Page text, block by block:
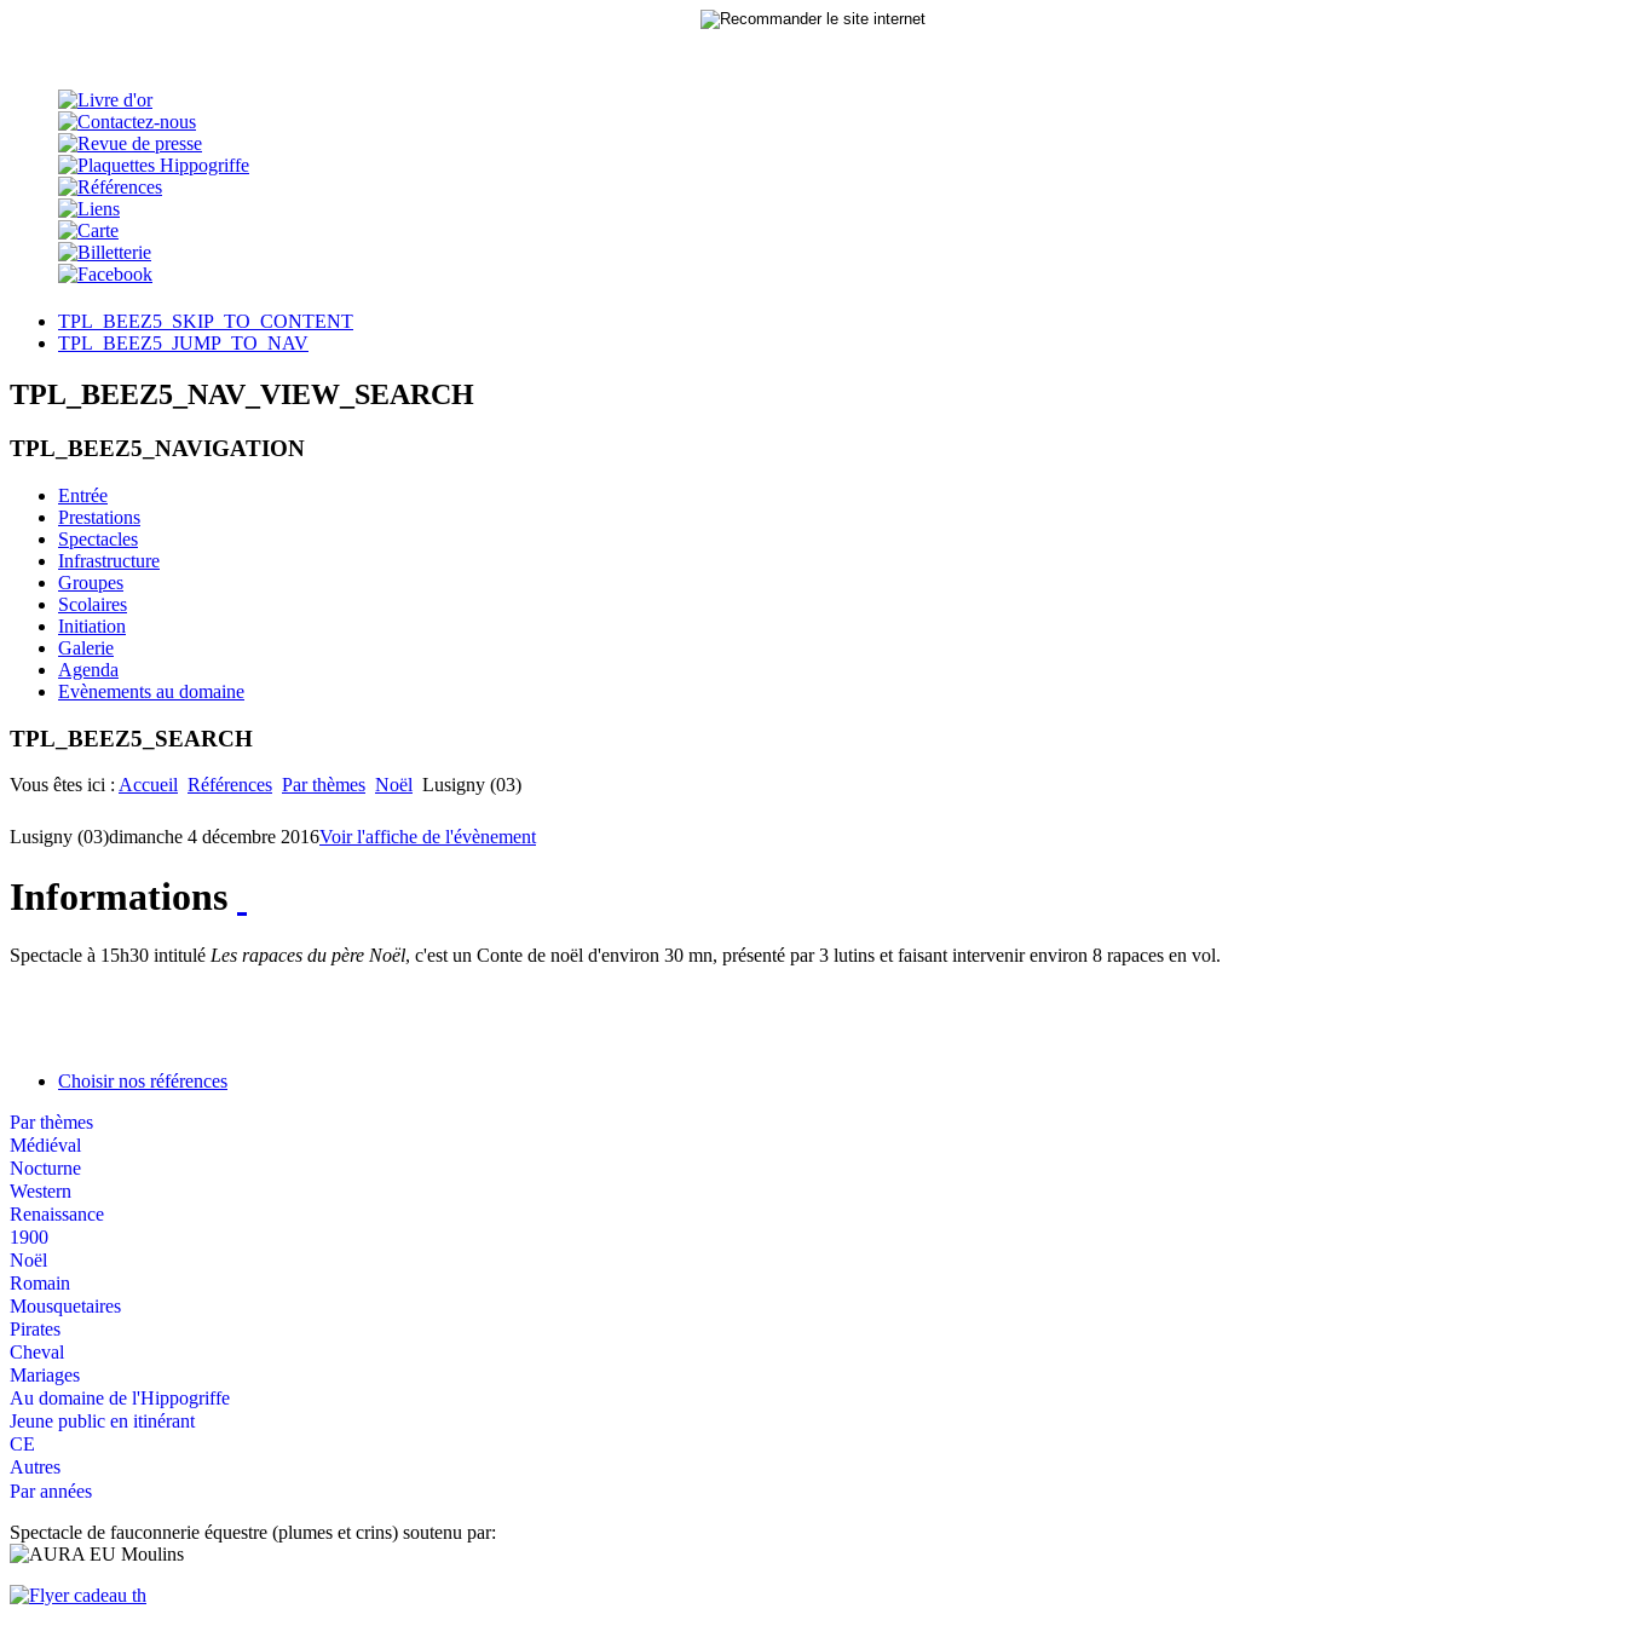
TPL_BEEZ5_SKIP_TO_CONTENT
TPL_BEEZ5_JUMP_TO_NAV
TPL_BEEZ5_NAV_VIEW_SEARCH
TPL_BEEZ5_NAVIGATION
Entrée
Prestations
Spectacles
Infrastructure
Groupes
Scolaires
Initiation
Galerie
Agenda
Evènements au domaine
TPL_BEEZ5_SEARCH
Vous êtes ici : Accueil Références Par thèmes Noël Lusigny (03)
Lusigny (03)dimanche 4 décembre 2016Voir l'affiche de l'évènement
Informations
Spectacle à 15h30 intitulé Les rapaces du père Noël, c'est un Conte de noël d'environ 30 mn, présenté par 3 lutins et faisant intervenir environ 8 rapaces en vol.
Choisir nos références
Par thèmes
Médiéval
Nocturne
Western
Renaissance
1900
Noël
Romain
Mousquetaires
Pirates
Cheval
Mariages
Au domaine de l'Hippogriffe
Jeune public en itinérant
CE
Autres
Par années
Spectacle de fauconnerie équestre (plumes et crins) soutenu par: